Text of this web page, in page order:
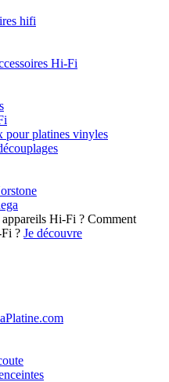
hifi
Hi-Fi
pour platines vinyles
Comment
? Je découvre